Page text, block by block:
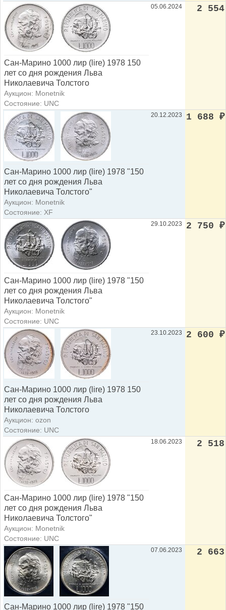
Сан-Марино 1000 лир (lire) 1978 150
лет со дня рождения Льва
Николаевича Толстого
Аукцион: Monetnik
Состояние: UNC
05.06.2024 2 554
Сан-Марино 1000 лир (lire) 1978 "150
лет со дня рождения Льва
Николаевича Толстого"
Аукцион: Monetnik
Состояние: XF
20.12.2023 1 688 ₽
Сан-Марино 1000 лир (lire) 1978 "150
лет со дня рождения Льва
Николаевича Толстого"
Аукцион: Monetnik
Состояние: UNC
29.10.2023 2 750 ₽
Сан-Марино 1000 лир (lire) 1978 150
лет со дня рождения Льва
Николаевича Толстого
Аукцион: ozon
Состояние: UNC
23.10.2023 2 600 ₽
Сан-Марино 1000 лир (lire) 1978 "150
лет со дня рождения Льва
Николаевича Толстого"
Аукцион: Monetnik
Состояние: UNC
18.06.2023 2 518
Сан-Марино 1000 лир (lire) 1978 "150
07.06.2023 2 663